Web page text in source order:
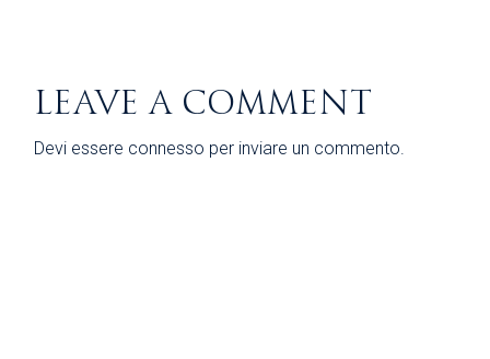
LEAVE A COMMENT
Devi essere connesso per inviare un commento.